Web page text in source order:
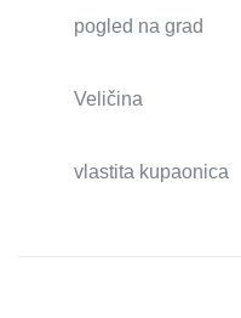
pogled na grad
Veličina
vlastita kupaonica